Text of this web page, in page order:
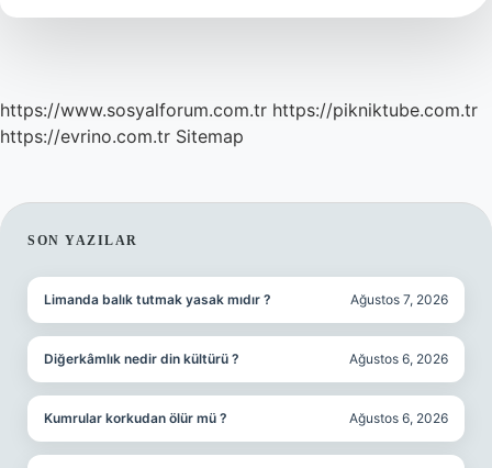
https://www.sosyalforum.com.tr https://pikniktube.com.tr
https://evrino.com.tr Sitemap
SIDEBAR
SON YAZILAR
Limanda balık tutmak yasak mıdır ? Ağustos 7, 2026
Diğerkâmlık nedir din kültürü ? Ağustos 6, 2026
Kumrular korkudan ölür mü ? Ağustos 6, 2026